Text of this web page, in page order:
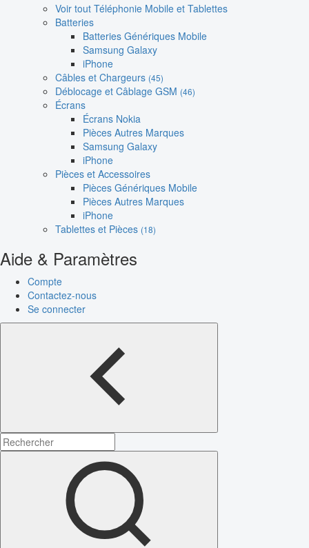
Voir tout Téléphonie Mobile et Tablettes
Batteries
Batteries Génériques Mobile
Samsung Galaxy
iPhone
Câbles et Chargeurs (45)
Déblocage et Câblage GSM (46)
Écrans
Écrans Nokia
Pièces Autres Marques
Samsung Galaxy
iPhone
Pièces et Accessoires
Pièces Génériques Mobile
Pièces Autres Marques
iPhone
Tablettes et Pièces (18)
Aide & Paramètres
Compte
Contactez-nous
Se connecter